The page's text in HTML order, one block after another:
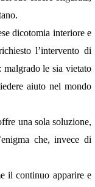
dicotomia interiore e
l’intervento di
malgrado le sia vietato
aiuto nel mondo
una sola soluzione,
che, invece di
il continuo apparire e